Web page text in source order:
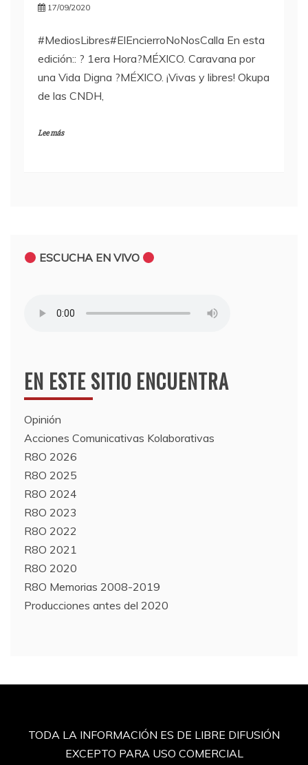
17/09/2020
#MediosLibres#ElEncierroNoNosCalla En esta
edición:: ? 1era Hora?MÉXICO. Caravana por
una Vida Digna ?MÉXICO. ¡Vivas y libres! Okupa
de las CNDH,
Lee más
ESCUCHA EN VIVO
EN ESTE SITIO ENCUENTRA
Opinión
Acciones Comunicativas Kolaborativas
R8O 2026
R8O 2025
R8O 2024
R8O 2023
R8O 2022
R8O 2021
R8O 2020
R8O Memorias 2008-2019
Producciones antes del 2020
TODA LA INFORMACIÓN ES DE LIBRE DIFUSIÓN
EXCEPTO PARA USO COMERCIAL